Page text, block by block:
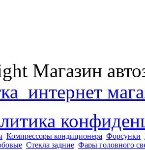
Магазин
интернет
Компрессоры кондиционера Форсунки
Стекла задние Фары головного